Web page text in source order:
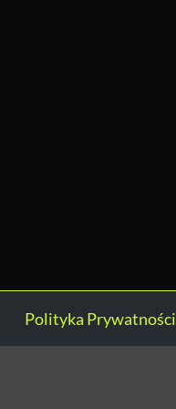
Polityka Prywatności